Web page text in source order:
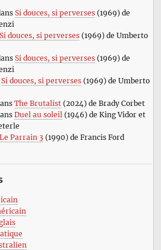
Si douces, si perverses(1969) de
Si douces, si perverses(1969) de Umberto
Si douces, si perverses(1969) de
Si douces, si perverses(1969) de Umberto
The Brutalist(2024) de Brady Corbet
Duel au soleil (1946) de King Vidor et
Le Parrain 3 (1990) de Francis Ford